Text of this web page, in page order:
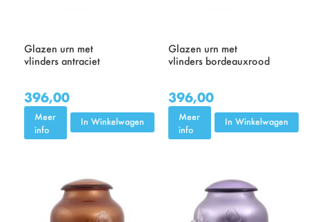
Glazen urn met
vlinders antraciet
396,00
Meer
info
In Winkelwagen
Glazen urn met
vlinders bordeauxrood
396,00
Meer
info
In Winkelwagen